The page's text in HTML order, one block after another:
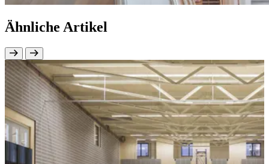
Ähnliche Artikel